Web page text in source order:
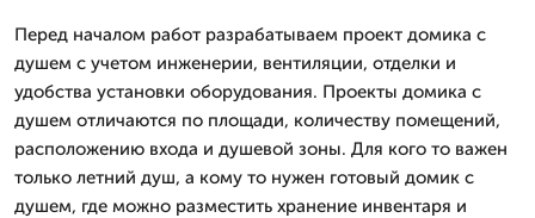
Перед началом работ разрабатываем проект домика с
душем с учетом инженерии, вентиляции, отделки и
удобства установки оборудования. Проекты домика с
душем отличаются по площади, количеству помещений,
расположению входа и душевой зоны. Для кого то важен
только летний душ, а кому то нужен готовый домик с
душем, где можно разместить хранение инвентаря и